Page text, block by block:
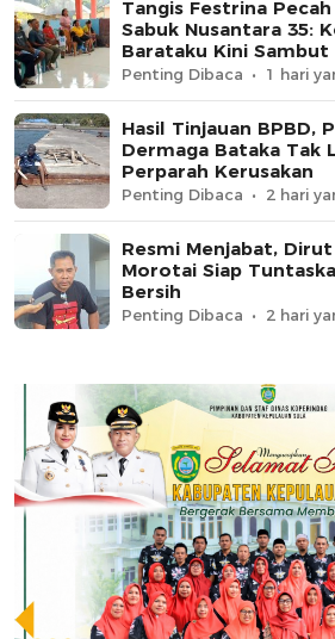
Tangis Festrina
Sabuk Nusantara 35:
Barataku Kini Sambut
Penting Dibaca 1 hari
Hasil Tinjauan BPBD,
Dermaga Bataka Tak
Perparah Kerusakan
Penting Dibaca 2 hari
Resmi Menjabat,
Morotai Siap
Bersih
Penting Dibaca 2 hari